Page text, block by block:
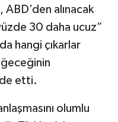
ABD’den alınacak
30 daha ucuz”
hangi çıkarlar
etti.
olumlu